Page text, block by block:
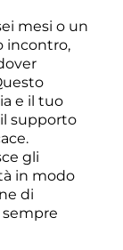
mesi o un
incontro,
e il tuo
supporto
gli
in modo
di
sempre